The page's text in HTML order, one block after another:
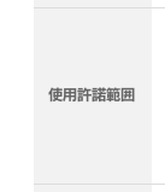
使用許諾範囲